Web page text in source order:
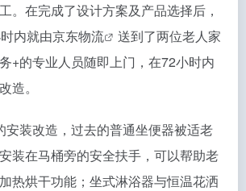
。在完成了设计方案及产品选择后，
内就由京东物流
送到了两位老人家
+的专业人员随即上门，在72小时内
造。
安装改造，过去的普通坐便器被适老
装在马桶旁的安全扶手，可以帮助老
热烘干功能；坐式淋浴器与恒温花洒